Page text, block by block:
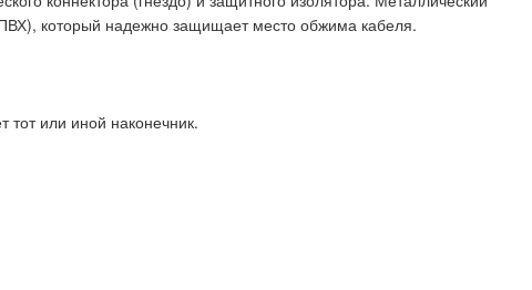
который надежно защищает место обжима кабеля.
тот или иной наконечник.